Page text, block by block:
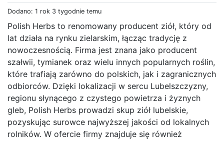
Dodano: 1 rok 3 tygodnie temu
Polish Herbs to renomowany producent ziół, który od
lat działa na rynku zielarskim, łącząc tradycję z
nowoczesnością. Firma jest znana jako producent
szałwii, tymianek oraz wielu innych popularnych roślin,
które trafiają zarówno do polskich, jak i zagranicznych
odbiorców. Dzięki lokalizacji w sercu Lubelszczyzny,
regionu słynącego z czystego powietrza i żyznych
gleb, Polish Herbs prowadzi skup ziół lubelskie,
pozyskując surowce najwyższej jakości od lokalnych
rolników. W ofercie firmy znajduje się również